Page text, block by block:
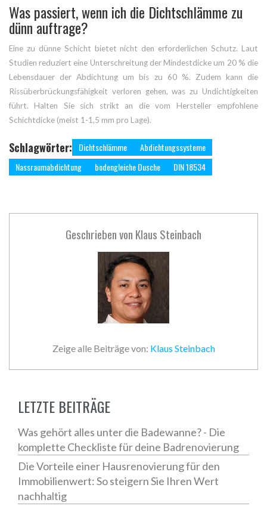
Was passiert, wenn ich die Dichtschlämme zu
dünn auftrage?
Eine zu dünne Schicht bietet nicht den erforderlichen Schutz. Laut
Studien reduziert eine Unterschreitung der Mindestdicke um 20 % die
Lebensdauer der Abdichtung um bis zu 60 %. Zudem kann die
Rissüberbrückungsfähigkeit verloren gehen, was zu Undichtigkeiten
führt. Halten Sie sich strikt an die vom Hersteller empfohlene
Schichtdicke (meist 1-1,5 mm pro Lage).
Schlagwörter: Dichtschlämme
Abdichtungssysteme
Nassraumabdichtung
bodengleiche Dusche DIN 18534
Geschrieben von Klaus Steinbach
Zeige alle Beiträge von: Klaus Steinbach
LETZTE BEITRÄGE
Was gehört alles unter die Badewanne? - Die
komplette Checkliste für deine Badrenovierung
Die Vorteile einer Hausrenovierung für den
Immobilienwert: So steigern Sie Ihren Wert
nachhaltig